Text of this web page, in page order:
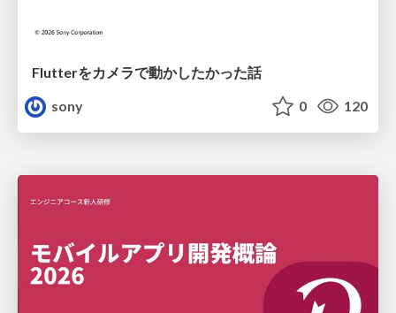
Flutterをカメラで動かしたかった話
sony
0 120